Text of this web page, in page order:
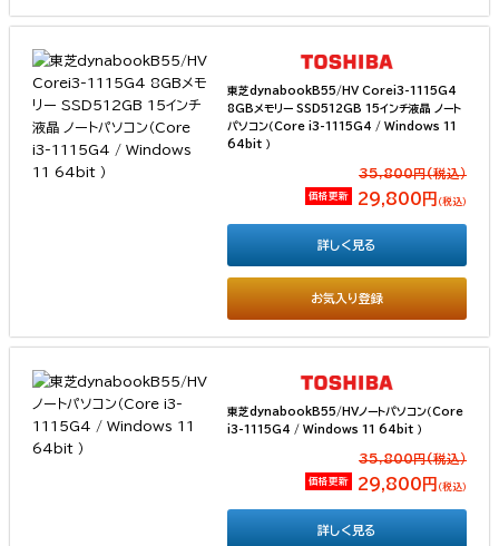
東芝dynabookB55/HV Corei3-1115G4
8GBメモリー SSD512GB 15インチ液晶 ノート
パソコン（Core i3-1115G4 / Windows 11
64bit ）
35,800円(税込）
価格更新 29,800円 （税込）
お気入り登録
詳しく見る
東芝dynabookB55/HVノートパソコン（Core
i3-1115G4 / Windows 11 64bit ）
35,800円(税込）
価格更新 29,800円 （税込）
詳しく見る